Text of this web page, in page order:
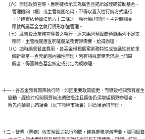
    （六）辦理政策宣導，應明確標示其為廣告且揭示辦理或贊助基金、
          管理機關（構）或主管機關名稱，不得以置入性行銷方式進行
          ，並確實依預算法第六十二條之一執行原則辦理。主管機關並
          應就所屬基金之執行情形加強管理。
    （七）廣告費及業務宣導費之執行，原未編列預算或預算編列不足支
          應時，主管機關應查明確屬業務實際需要，始得辦理。
    （八）逾時誤餐餐盒費用，各基金得視個案業務特性或會議性質於單
          價新臺幣一百元範圍內彈性辦理，若有特殊業務需求逾上開單
十一、各基金預算實際執行時，如因重要政策變更，而導致相關預算產生
      變動，經檢討相關預算無法調整挹注且嗣後仍須增編預算辦理者，
十二、營業（業務）收支預算之執行期間，確為業務增減需要，隨同調整